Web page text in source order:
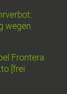
wegen
Frontera
[frei